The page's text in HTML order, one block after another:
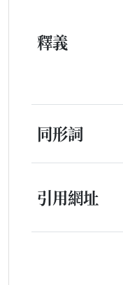
釋義
同形詞
引用網址